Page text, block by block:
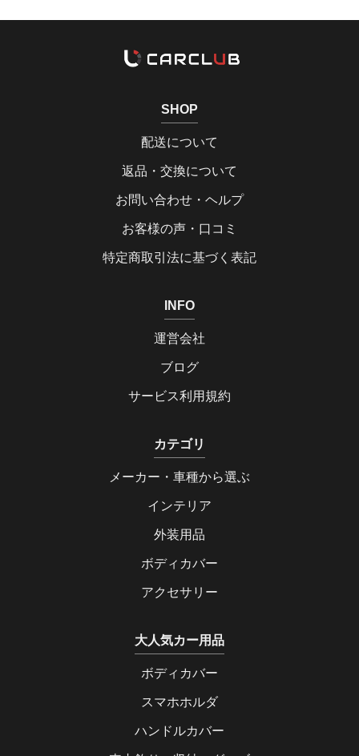
SHOP
配送について
返品・交換について
お問い合わせ・ヘルプ
お客様の声・口コミ
特定商取引法に基づく表記
INFO
運営会社
ブログ
サービス利用規約
カテゴリ
メーカー・車種から選ぶ
インテリア
外装用品
ボディカバー
アクセサリー
大人気カー用品
ボディカバー
スマホホルダ
ハンドルカバー